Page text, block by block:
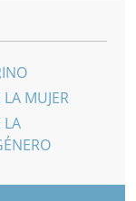
MUJER
LA